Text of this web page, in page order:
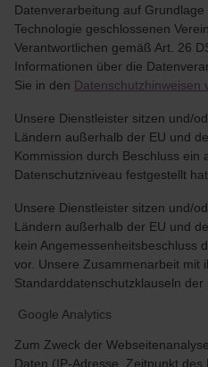
Datenverarbeitung auf
Technologie geschlossenen
Verantwortlichen gemäß Art. 26
Informationen über die
Sie in den Datenschutzhinweisen
Unsere Dienstleister sitzen und/
Ländern außerhalb der EU und
Kommission durch Beschluss ein
Datenschutzniveau festgestellt
Unsere Dienstleister sitzen und/
Ländern außerhalb der EU und
kein Angemessenheitsbeschluss
vor. Unsere Zusammenarbeit mit
Standarddatenschutzklauseln
Google Analytics
Zum Zweck der
Daten (IP-Adresse, Zeitpunkt